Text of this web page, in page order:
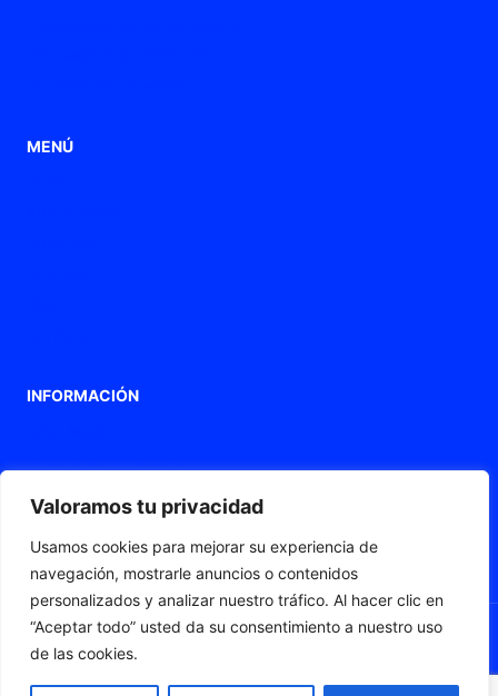
Valoramos tu privacidad
Usamos cookies para mejorar su experiencia de
navegación, mostrarle anuncios o contenidos
personalizados y analizar nuestro tráfico. Al hacer clic en
“Aceptar todo” usted da su consentimiento a nuestro uso
de las cookies.
MENÚ
INFORMACIÓN
Declaración de accesibilidad
Mapa web
© 2026 Fleximat